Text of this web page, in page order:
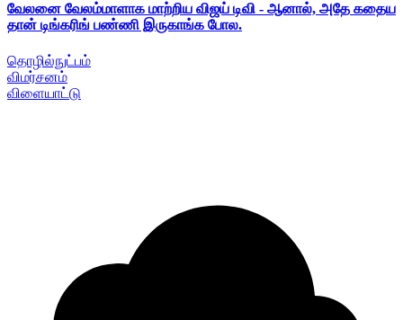
வேலனை வேலம்மாளாக மாற்றிய விஜய் டிவி - ஆனால், அதே கதைய
தான் டிங்கரிங் பண்ணி இருகாங்க போல.
தொழில்நுட்பம்
விமர்சனம்
விளையாட்டு